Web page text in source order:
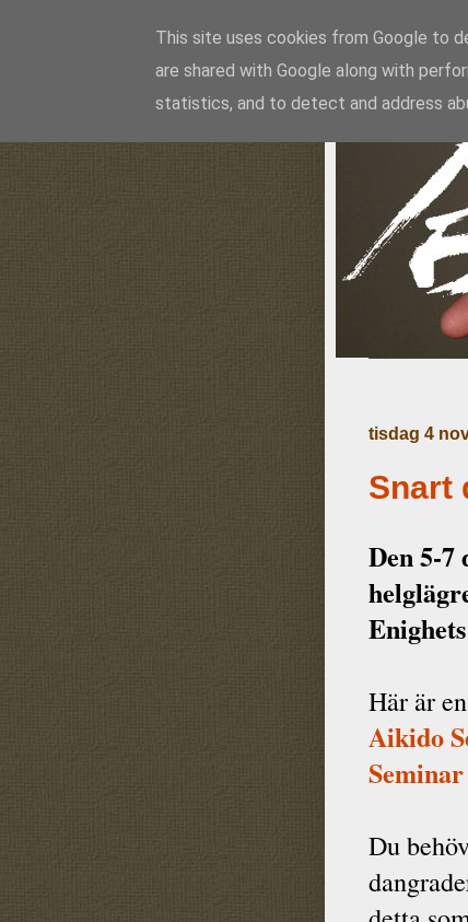
tisdag 4
Snart
Den 5-
Här är
Aikido
Du
This site uses cookies from Google to
are shared with Google along with
statistics, and to detect and address